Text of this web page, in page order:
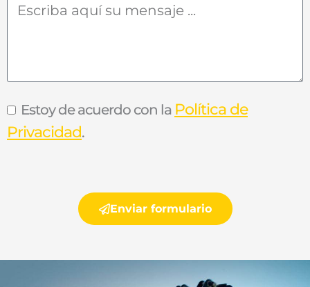
Estoy de acuerdo con la Política de
Privacidad.
Enviar formulario